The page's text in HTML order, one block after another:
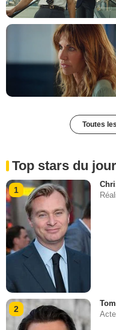
Toutes
Top stars du jour
1
2